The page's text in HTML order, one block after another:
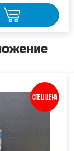
Спец цена